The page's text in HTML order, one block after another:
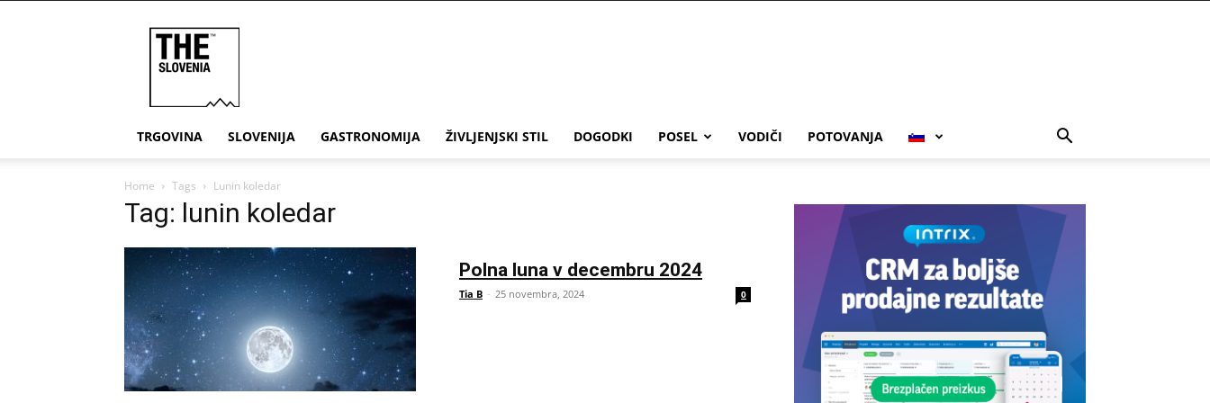
TRGOVINA SLOVENIJA GASTRONOMIJA ŽIVLJENJSKI STIL DOGODKI POSEL VODIČI POTOVANJA
Home Tags Lunin koledar
Tag: lunin koledar
Polna luna v decembru 2024
Tia B - 25 novembra, 2024 0